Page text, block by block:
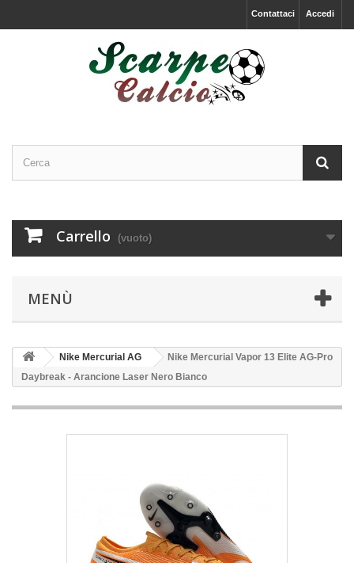
Accedi
Contattaci
Carrello (vuoto)
MENÙ
Nike Mercurial AG
Nike Mercurial Vapor 13 Elite AG-Pro
Daybreak - Arancione Laser Nero Bianco